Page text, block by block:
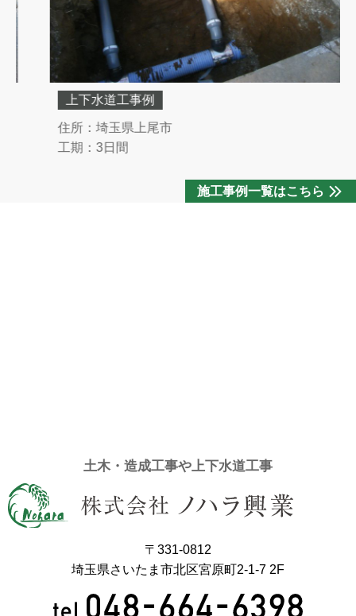
上下水道工事例
住所：埼玉県上尾市
工期：3日間
施工事例一覧はこちら
土木・造成工事や上下水道工事
〒331-0812
埼玉県さいたま市北区宮原町2-1-7 2F